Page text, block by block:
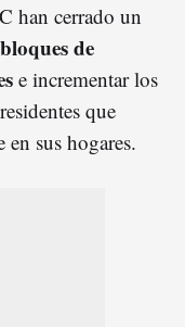
han cerrado un
de
e incrementar los
que
sus hogares.